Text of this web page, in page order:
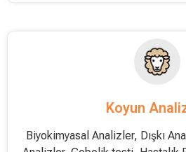
Koyun
Biyokimyasal Analizler, Dışkı